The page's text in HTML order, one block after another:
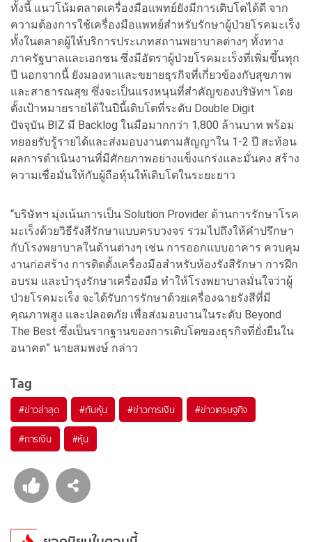
ทั้งนี้ แนวโน้มตลาดเครื่องมือแพทย์ยังมีการเติบโตได้ดี จาก
ความต้องการใช้เครื่องมือแพทย์สำหรับรักษาผู้ป่วยโรคมะเร็ง
ทั้งในตลาดผู้ให้บริการประเภทสถานพยาบาลต่างๆ ทั้งทาง
ภาครัฐบาลและเอกชน ซึ่งมีอัตราผู้ป่วยโรคมะเร็งที่เพิ่มขึ้นทุก
ปี นอกจากนี้ ยังมองหาและขยายธุรกิจที่เกี่ยวข้องกับสุขภาพ
และสาธารณสุข ซึ่งจะเป็นแรงหนุนที่สำคัญของบริษัทฯ โดย
ตั้งเป้าหมายรายได้ในปีนี้เติบโตที่ระดับ Double Digit
ปัจจุบัน BIZ มี Backlog ในมือมากกว่า 1,800 ล้านบาท พร้อม
ทยอยรับรู้รายได้และส่งมอบงานตามสัญญาใน 1-2 ปี สะท้อน
ผลการดำเนินงานที่มีศักยภาพอย่างแข็งแกร่งและมั่นคง สร้าง
ความเชื่อมั่นให้กับผู้ถือหุ้นให้เติบโตในระยะยาว
“บริษัทฯ มุ่งเน้นการเป็น Solution Provider ด้านการรักษาโรค
มะเร็งด้วยวิธีรังสีรักษาแบบครบวงจร รวมไปถึงให้คำปรึกษา
กับโรงพยาบาลในด้านต่างๆ เช่น การออกแบบอาคาร ควบคุม
งานก่อสร้าง การติดตั้งเครื่องมือสำหรับห้องรังสีรักษา การฝึก
อบรม และบำรุงรักษาเครื่องมือ ทำให้โรงพยาบาลมั่นใจว่าผู้
ป่วยโรคมะเร็ง จะได้รับการรักษาด้วยเครื่องฉายรังสีที่มี
คุณภาพสูง และปลอดภัย เพื่อส่งมอบงานในระดับ Beyond
The Best ซึ่งเป็นรากฐานของการเติบโตของธุรกิจที่ยั่งยืนใน
อนาคต” นายสมพงษ์ กล่าว
Tag
#ข่าวล่าสุด #ทันหุ้น #ข่าวการเงิน #ข่าวเศรษฐกิจ
#การเงิน #หุ้น